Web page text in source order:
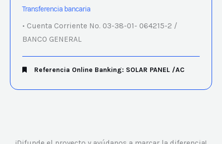
Transferencia bancaria
• Cuenta Corriente No. 03-38-01- 064215-2 /
BANCO GENERAL
Referencia Online Banking: SOLAR PANEL /AC